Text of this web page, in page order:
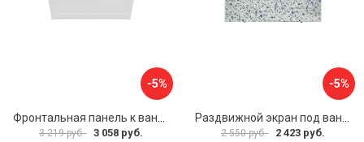
-5%
3 219 руб. 3 058 руб.
-5%
2 550 руб. 2 423 руб.